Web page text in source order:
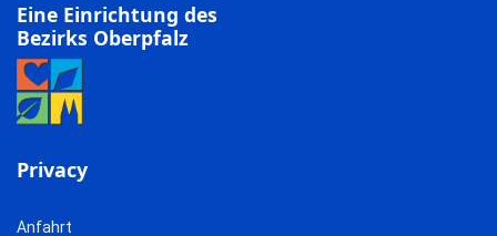
Eine Einrichtung des
Bezirks Oberpfalz
Privacy
Anfahrt